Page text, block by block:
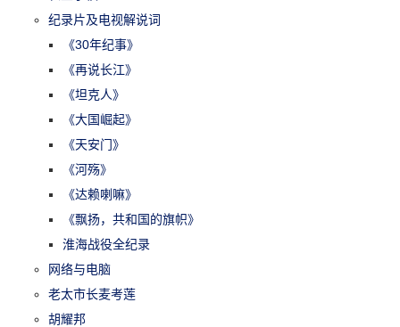
纪录片及电视解说词
《30年纪事》
《再说长江》
《坦克人》
《大国崛起》
《天安门》
《河殇》
《达赖喇嘛》
《飘扬，共和国的旗帜》
淮海战役全纪录
网络与电脑
老太市长麦考莲
胡耀邦